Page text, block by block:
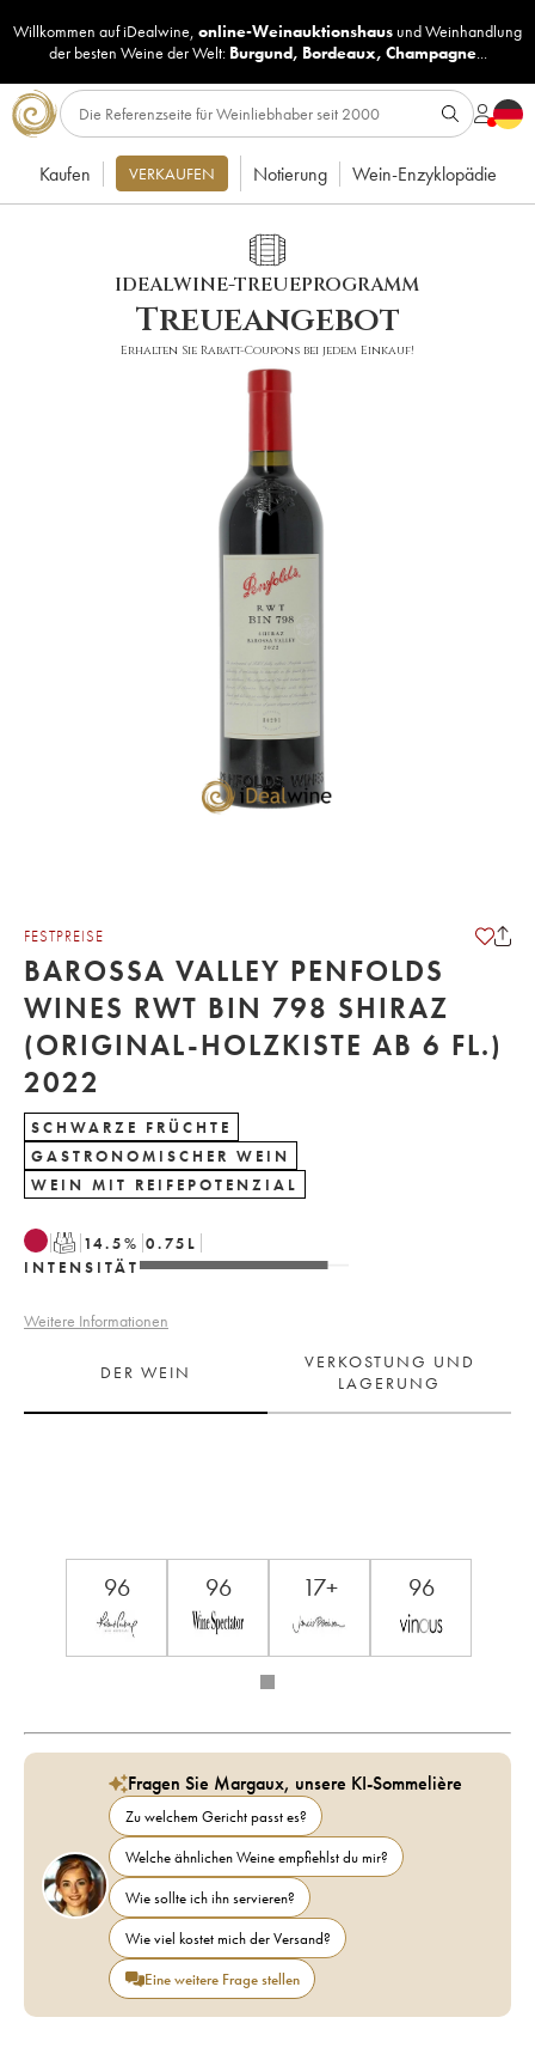
Willkommen auf iDealwine, online-Weinauktionshaus undWeinhandlung
der besten Weine der Welt: Burgund, Bordeaux, Champagne...
Kaufen VERKAUFEN Notierung Wein-Enzyklopädie
IDEALWINE-TREUEPROGRAMM
Treueangebot
Erhalten Sie Rabatt-Coupons bei jedem Einkauf!
FESTPREISE
BAROSSA VALLEY PENFOLDS
WINES RWT BIN 798 SHIRAZ
(ORIGINAL-HOLZKISTE AB 6 FL.)
2022
SCHWARZE FRÜCHTE
GASTRONOMISCHER WEIN
WEIN MIT REIFEPOTENZIAL
T 14.5% 0.75 L
INTENSITÄT
Weitere Informationen
DER WEIN
VERKOSTUNG UND
LAGERUNG
96 96 17+ 96
Fragen Sie Margaux, unsere KI-Sommelière
Zu welchem Gericht passt es?
Welche ähnlichen Weine empfiehlst du mir?
Wie sollte ich ihn servieren?
Wie viel kostet mich der Versand?
Eine weitere Frage stellen